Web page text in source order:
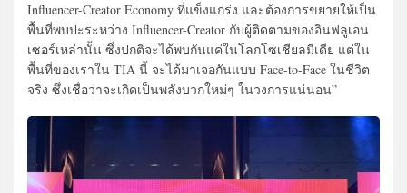
Influencer-Creator Economy ที่แข็งแกร่ง และต้องการขยายให้เป็น
พื้นที่พบปะระหว่าง Influencer-Creator กับผู้ติดตามของอินฟลูเอน
เซอร์เหล่านั้น ซึ่งปกติจะได้พบกันแค่ในโลกโซเชียลมีเดีย แต่ใน
พื้นที่ของเราใน TIA นี้ จะได้มาเจอกันแบบ Face-to-Face ในชีวิต
จริง ซึ่งเชื่อว่าจะเกิดเป็นพลังบวกใหม่ๆ ในวงการแน่นอน”